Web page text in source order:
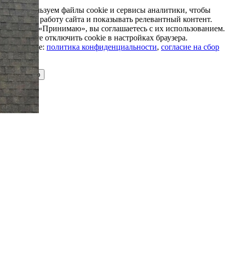
Мы используем файлы cookie и сервисы аналитики, чтобы
улучшить работу сайта и показывать релевантный контент.
Нажимая «Принимаю», вы соглашаетесь с их использованием.
Вы можете отключить cookie в настройках браузера.
Подробнее: политика конфиденциальности, согласие на сбор
cookie
Принимаю